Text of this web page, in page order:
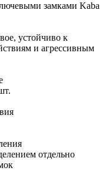
замками Kaba
устойчиво к
и агрессивным
отдельно